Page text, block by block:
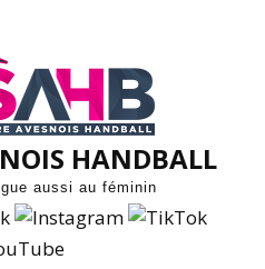
HANDBALL
aussi au féminin